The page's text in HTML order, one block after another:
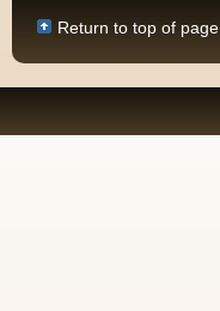
Return to top of page